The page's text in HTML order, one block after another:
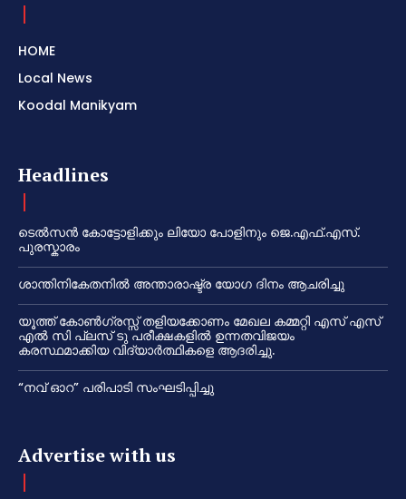
HOME
Local News
Koodal Manikyam
Headlines
ടെൽസൻ കോട്ടോളിക്കും ലിയോ പോളിനും ജെ.എഫ്.എസ്.
പുരസ്കാരം
ശാന്തിനികേതനിൽ അന്താരാഷ്ട്ര യോഗ ദിനം ആചരിച്ചു
യൂത്ത് കോൺഗ്രസ്സ് തളിയക്കോണം മേഖല കമ്മറ്റി എസ് എസ്
എൽ സി പ്ലസ് ടു പരീക്ഷകളിൽ ഉന്നതവിജയം
കരസ്ഥമാക്കിയ വിദ്യാർത്ഥികളെ ആദരിച്ചു.
“നവ് ഓറ” പരിപാടി സംഘടിപ്പിച്ചു
Advertise with us